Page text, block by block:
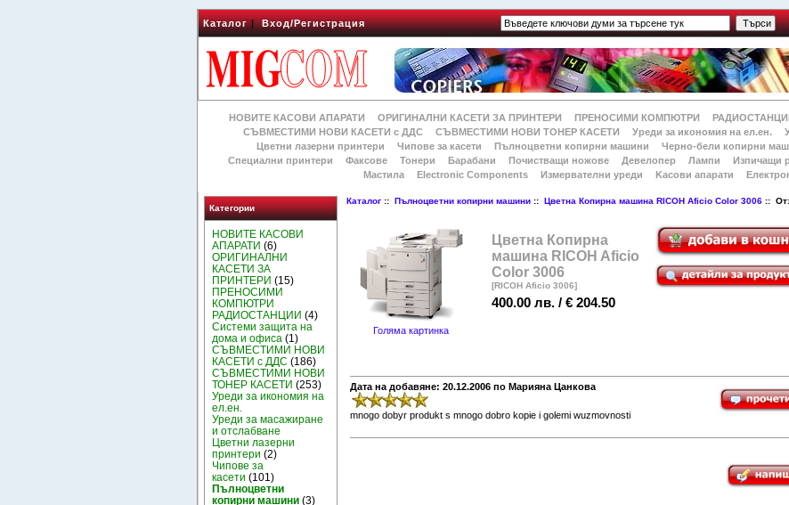
Каталог|Вход/Регистрация
НОВИТЕ КАСОВИ АПАРАТИ ОРИГИНАЛНИ КАСЕТИ ЗА ПРИНТЕРИ ПРЕНОСИМИ КОМПЮТРИ
СЪВМЕСТИМИ НОВИ КАСЕТИ с ДДС
СЪВМЕСТИМИ НОВИ ТОНЕР КАСЕТИ Уреди за икономия на ел.ен.
Цветни лазерни принтери
Чипове за касети Пълноцветни копирни машини Черно-бели копирни
Специални принтери
Факсове Тонери Барабани Почистващи ножове Девелопер Лампи Изпичащи
Мастила
Electronic Components Измервателни уреди Kасови апарати
Категории
НОВИТЕ КАСОВИ
АПАРАТИ (6)
ОРИГИНАЛНИ
КАСЕТИ ЗА
ПРИНТЕРИ (15)
ПРЕНОСИМИ
КОМПЮТРИ
РАДИОСТАНЦИИ (4)
Системи защита на
дома и офиса (1)
СЪВМЕСТИМИ НОВИ
КАСЕТИ с ДДС (186)
СЪВМЕСТИМИ НОВИ
ТОНЕР КАСЕТИ (253)
Уреди за икономия на
ел.ен.
Уреди за масажиране
и отслабване
Цветни лазерни
принтери (2)
Чипове за
касети (101)
Пълноцветни
копирни машини (3)
Каталог ::Пълноцветни копирни машини ::Цветна Копирна машина RICOH Aficio Color 3006 ::
Голяма картинка
Цветна Копирна
машина RICOH Aficio
Color 3006
[RICOH Aficio 3006]
400.00 лв. / € 204.50
Дата на добавяне: 20.12.2006 по Марияна Цанкова
mnogo dobyr produkt s mnogo dobro kopie i golemi wuzmovnosti